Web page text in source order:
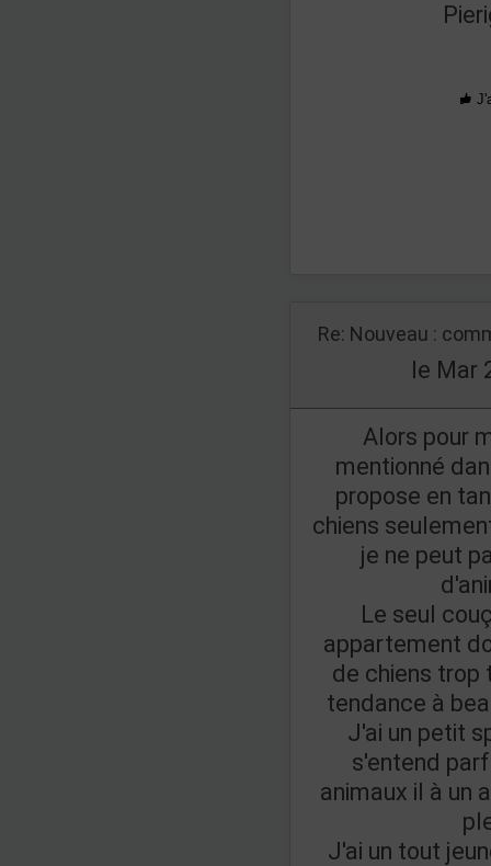
Re: Nouveau :
le Mar
Alors pour
mentionné
propose en
chiens
je ne peut
Le seul
appartement
de chiens trop
tendance à
J'ai un petit
s'entend
animaux il à un
J'ai un tout